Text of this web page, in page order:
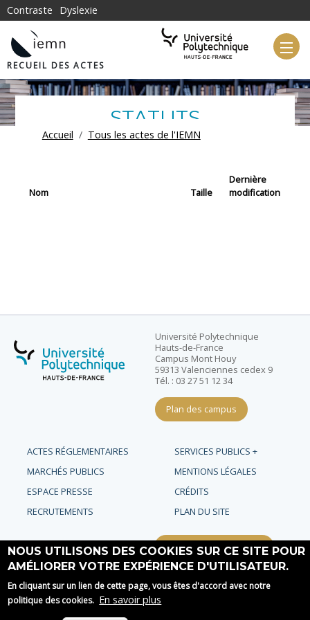
Aller au contenu principal
Contraste Dyslexie
RECUEIL DES ACTES
STATUTS
FIL D'ARIANE
Accueil Tous les actes de l'IEMN
Nom Taille
Dernière
modification
Université Polytechnique
Hauts-de-France
Campus Mont Houy
59313 Valenciennes cedex 9
Tél. : 03 27 51 12 34
Plan des campus
ACTES RÉGLEMENTAIRES
SERVICES PUBLICS +
MARCHÉS PUBLICS
MENTIONS LÉGALES
ESPACE PRESSE
CRÉDITS
RECRUTEMENTS
PLAN DU SITE
Requête d'amélioration
Rejoignez-nous !
NOUS UTILISONS DES COOKIES SUR CE SITE POUR
AMÉLIORER VOTRE EXPÉRIENCE D'UTILISATEUR.
En cliquant sur un lien de cette page, vous êtes d'accord avec notre
politique des cookies. En savoir plus